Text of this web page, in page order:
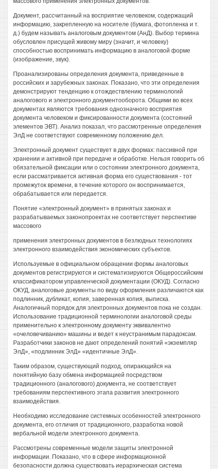
Документ, рассчитанный на восприятие человеком, содержащий
информацию, закрепленную на носителе (бумага, фотопленка и т.
д.) будем называть аналоговым документом (АнД). Выбор термина
обусловлен присущей живому миру (значит, и человеку)
способностью воспринимать информацию в аналоговой форме
(изображение, звук).
Проанализированы определения документа, приведенные в
российских и зарубежных законах. Показано, что эти определения
демонстрируют тенденцию к отождествлению терминологий
аналогового и электронного документооборота. Общими во всех
документах являются требования однозначного восприятия
документа человеком и фиксированности документа (состояний
элементов ЭВТ). Анализ показал, что рассмотренные определения
ЭлД не соответствуют современному положению дел.
Электронный документ существует в двух формах: пассивной при
хранении и активной при передаче и обработке. Нельзя говорить об
обязательной фиксации или о состоянии электронного документа,
если рассматривается активная форма его существования - тот
промежуток времени, в течение которого он воспринимается,
обрабатывается или передается.
Понятие «электронный документ» в принятых законах и
разрабатываемых законопроектах не соответствует перспективе
массового
применения электронных документов в безлюдных технологиях
электронного взаимодействия экономических субъектов.
Используемые в официальном обращении формы аналоговых
документов регистрируются и систематизируются Общероссийским
классификатором управленческой документации (ОКУД). Согласно
ОКУД, аналоговые документы по виду оформления различаются как
подлинник, дубликат, копия, заверенная копия, выписка.
Аналогичный порядок для электронных документов пока не создан.
Использование традиционной терминологии аналоговой среды
применительно к электронному документу эквивалентно
«очеловечиванию» машины и ведет к неустранимым парадоксам.
Разработчики законов не дают определений понятий «экземпляр
ЭлД», «подлинник ЭлД» «идентичные ЭлД».
Таким образом, существующий подход, опирающийся на
понятийную базу обмена информацией посредством
традиционного (аналогового) документа, не соответствует
требованиям перспективного этапа развития электронного
взаимодействия.
Необходимо исследование системных особенностей электронного
документа, его отличия от традиционного, разработка новой
вербальной модели электронного документа.
Рассмотрены современные модели защиты электронной
информации. Показано, что в сфере информационной
безопасности должна существовать иерархическая система